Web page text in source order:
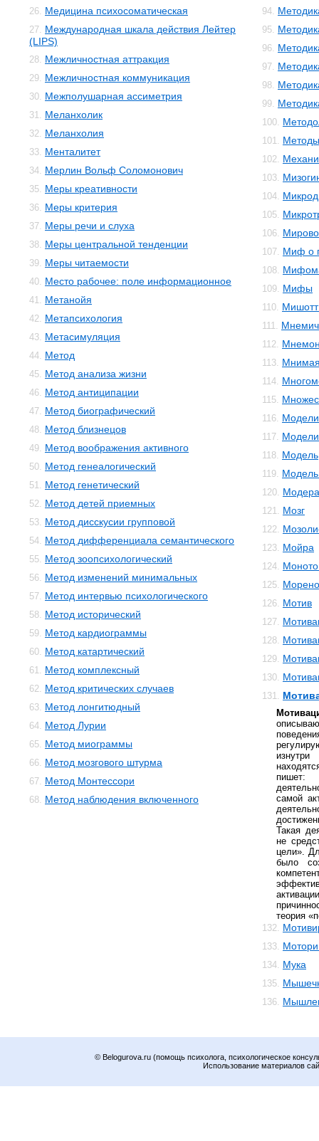
26. Медицина психосоматическая
27. Международная шкала действия Лейтер
(LIPS)
28. Межличностная аттракция
29. Межличностная коммуникация
30. Межполушарная ассиметрия
31. Меланхолик
32. Меланхолия
33. Менталитет
34. Мерлин Вольф Соломонович
35. Меры креативности
36. Меры критерия
37. Меры речи и слуха
38. Меры центральной тенденции
39. Меры читаемости
40. Место рабочее: поле информационное
41. Метанойя
42. Метапсихология
43. Метасимуляция
44. Метод
45. Метод анализа жизни
46. Метод антиципации
47. Метод биографический
48. Метод близнецов
49. Метод воображения активного
50. Метод генеалогический
51. Метод генетический
52. Метод детей приемных
53. Метод дисскусии групповой
54. Метод дифференциала семантического
55. Метод зоопсихологический
56. Метод изменений минимальных
57. Метод интервью психологического
58. Метод исторический
59. Метод кардиограммы
60. Метод катартический
61. Метод комплексный
62. Метод критических случаев
63. Метод лонгитюдный
64. Метод Лурии
65. Метод миограммы
66. Метод мозгового штурма
67. Метод Монтессори
68. Метод наблюдения включенного
94.
95.
96.
97.
98.
99.
100.
101. Методы
102.
103.
104.
105.
106.
107. Миф о
108.
109. Мифы
110.
111.
112.
113.
114.
115.
116.
117.
118. Модель
119. Модель
120.
121. Мозг
122.
123. Мойра
124.
125.
126. Мотив
127.
128.
129.
130.
131.
пишет:
самой
Такая
не
цели».
было
теория
132.
133.
134. Мука
135.
136.
© Belogurova.ru (помощь психолога, психологическое
Использование материалов